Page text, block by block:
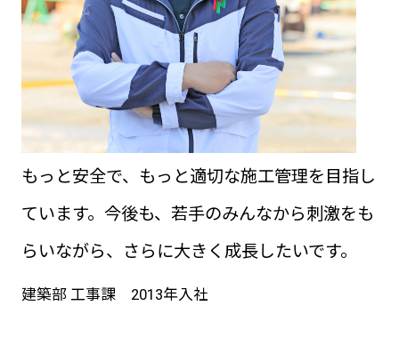
もっと安全で、もっと適切な施工管理を目指し
ています。今後も、若手のみんなから刺激をも
らいながら、さらに大きく成長したいです。
建築部 工事課 2013年入社